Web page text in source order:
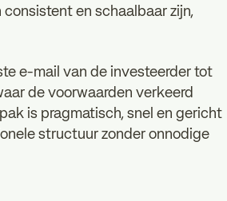
en schaalbaar zijn,
e-mail van de investeerder tot
de voorwaarden verkeerd
is pragmatisch, snel en gericht
structuur zonder onnodige